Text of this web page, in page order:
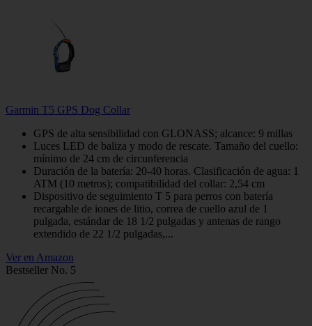
Garmin T5 GPS Dog Collar
GPS de alta sensibilidad con GLONASS; alcance: 9 millas
Luces LED de baliza y modo de rescate. Tamaño del cuello:
mínimo de 24 cm de circunferencia
Duración de la batería: 20-40 horas. Clasificación de agua: 1
ATM (10 metros); compatibilidad del collar: 2,54 cm
Dispositivo de seguimiento T 5 para perros con batería
recargable de iones de litio, correa de cuello azul de 1
pulgada, estándar de 18 1/2 pulgadas y antenas de rango
extendido de 22 1/2 pulgadas,...
Ver en Amazon
Bestseller No. 5